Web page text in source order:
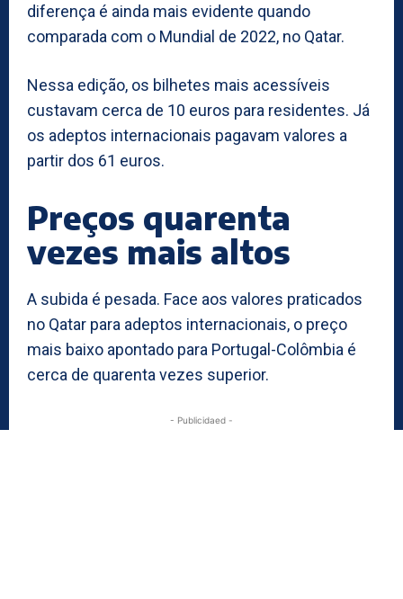
diferença é ainda mais evidente quando
comparada com o Mundial de 2022, no Qatar.
Nessa edição, os bilhetes mais acessíveis
custavam cerca de 10 euros para residentes. Já
os adeptos internacionais pagavam valores a
partir dos 61 euros.
Preços quarenta
vezes mais altos
A subida é pesada. Face aos valores praticados
no Qatar para adeptos internacionais, o preço
mais baixo apontado para Portugal-Colômbia é
cerca de quarenta vezes superior.
- Publicidaed -